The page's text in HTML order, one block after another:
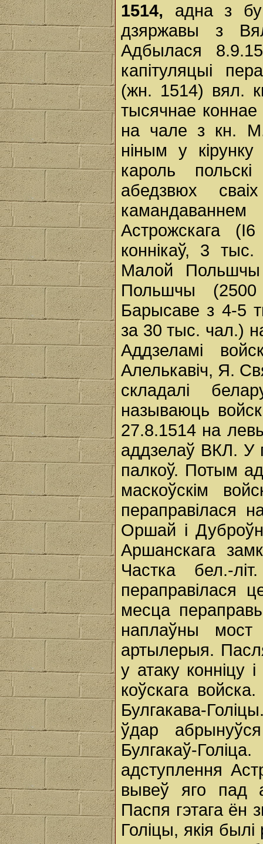
1514, адна з
дзяржавы з
Адбылася
капітуляцыі
(жн. 1514) вял.
тысячнае
на чале з кн.
ніным у
кароль
абедзвюх
Астрожскага
коннікаў, 3
Малой Польшчы
Польшчы (2500
Барысаве з 4-5
за 30 тыс. чал.)
Аддзеламі
Алелькавіч, Я.
складалі
называюць
27.8.1514 на
аддзелаў ВКЛ. У
палкоў. Потым
маскоўскім
пераправілася
Оршай і
Аршанскага
Частка бел.-
пераправілася
месца
наплаўны мост
артылерыя.
у атаку конніцу
коўскага
Булгакава-
ўдар
Булгакаў-
адступлення
вывеў яго пад
Паспя гэтага ён
Голіцы, якія